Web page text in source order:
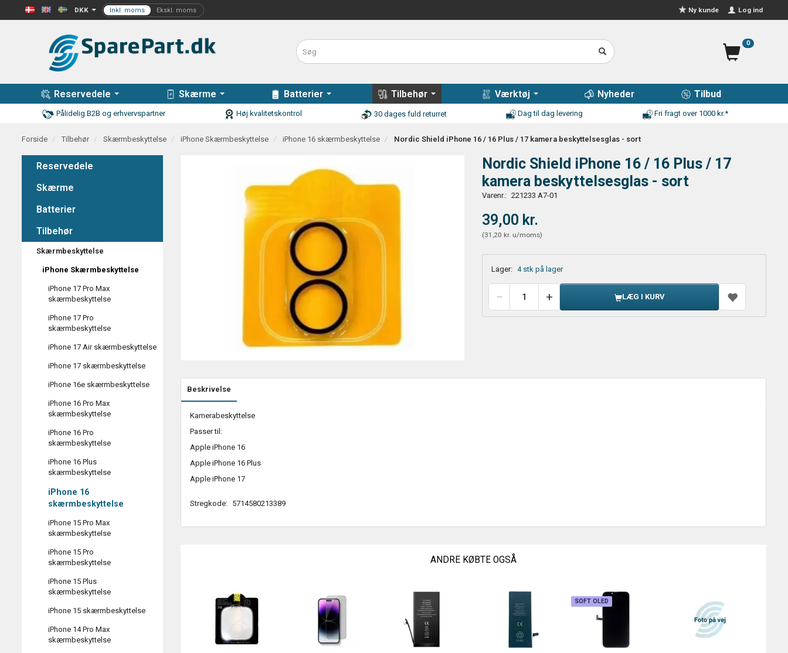
DKK Log ind
Ny kunde
0
Reservedele Skærme Batterier Tilbehør Værktøj Nyheder Tilbud
Pålidelig B2B og erhvervspartner Høj kvalitetskontrol 30 dages fuld returret Dag til dag levering Fri fragt over 1000 kr.*
Forside Tilbehør Skærmbeskyttelse iPhone Skærmbeskyttelse iPhone 16 skærmbeskyttelse Nordic Shield iPhone 16 / 16 Plus / 17 kamera beskyttelsesglas - sort
Reservedele
Skærme
Batterier
Tilbehør
Skærmbeskyttelse
iPhone Skærmbeskyttelse
iPhone 17 Pro Max
skærmbeskyttelse
iPhone 17 Pro
skærmbeskyttelse
iPhone 17 Air skærmbeskyttelse
iPhone 17 skærmbeskyttelse
iPhone 16e skærmbeskyttelse
iPhone 16 Pro Max
skærmbeskyttelse
iPhone 16 Pro
skærmbeskyttelse
iPhone 16 Plus
skærmbeskyttelse
iPhone 16
skærmbeskyttelse
iPhone 15 Pro Max
skærmbeskyttelse
iPhone 15 Pro
skærmbeskyttelse
iPhone 15 Plus
skærmbeskyttelse
iPhone 15 skærmbeskyttelse
iPhone 14 Pro Max
skærmbeskyttelse
Nordic Shield iPhone 16 / 16 Plus / 17
kamera beskyttelsesglas - sort
Varenr.: 221233 A7-01
39,00 kr.
(31,20 kr. u/moms)
Lager: 4 stk på lager
LÆG I KURV
Beskrivelse
Kamerabeskyttelse
Passer til:
Apple iPhone 16
Apple iPhone 16 Plus
Apple iPhone 17
Stregkode: 5714580213389
ANDRE KØBTE OGSÅ
SOFT OLED